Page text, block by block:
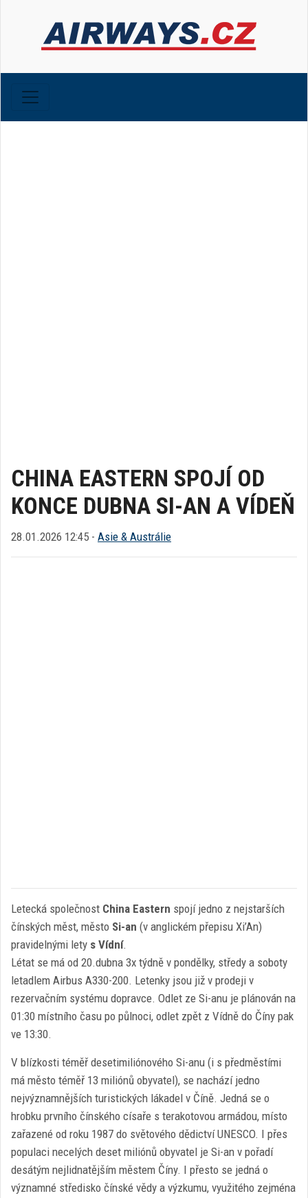
CHINA EASTERN SPOJÍ OD
KONCE DUBNA SI-AN A VÍDEŇ
28.01.2026 12:45 - Asie & Austrálie
Letecká společnost China Eastern spojí jedno z nejstarších
čínských měst, město Si-an (v anglickém přepisu Xi’An)
pravidelnými lety s Vídní.
Létat se má od 20.dubna 3x týdně v pondělky, středy a soboty
letadlem Airbus A330-200. Letenky jsou již v prodeji v
rezervačním systému dopravce. Odlet ze Si-anu je plánován na
01:30 místního času po půlnoci, odlet zpět z Vídně do Číny pak
ve 13:30.
V blízkosti téměř desetimiliónového Si-anu (i s předměstími
má město téměř 13 miliónů obyvatel), se nachází jedno
nejvýznamnějších turistických lákadel v Číně. Jedná se o
hrobku prvního čínského císaře s terakotovou armádou, místo
zařazené od roku 1987 do světového dědictví UNESCO. I přes
populaci necelých deset miliónů obyvatel je Si-an v pořadí
desátým nejlidnatějším městem Číny. I přesto se jedná o
významné středisko čínské vědy a výzkumu, využitého zejména